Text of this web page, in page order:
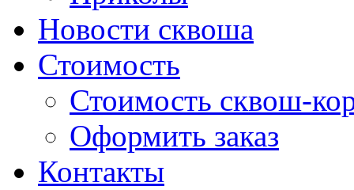
Новости сквоша
Стоимость
Стоимость сквош-
Оформить заказ
Контакты